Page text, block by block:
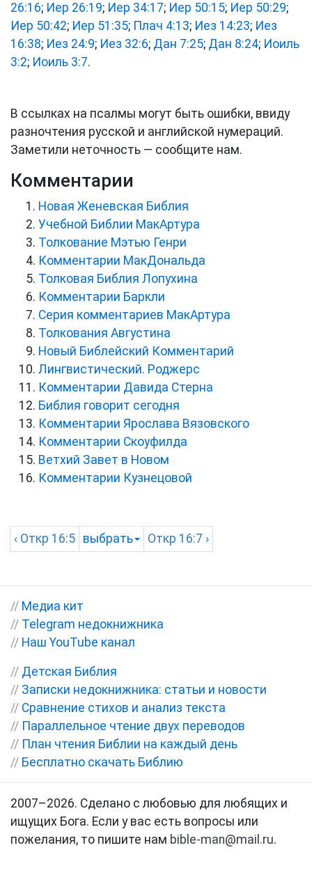
26:16; Иер 26:19; Иер 34:17; Иер 50:15; Иер 50:29;
Иер 50:42; Иер 51:35; Плач 4:13; Иез 14:23; Иез
16:38; Иез 24:9; Иез 32:6; Дан 7:25; Дан 8:24; Иоиль
3:2; Иоиль 3:7.
В ссылках на псалмы могут быть ошибки, ввиду
разночтения русской и английской нумераций.
Заметили неточность — сообщите нам.
Комментарии
Новая Женевская Библия
Учебной Библии МакАртура
Толкование Мэтью Генри
Комментарии МакДональда
Толковая Библия Лопухина
Комментарии Баркли
Серия комментариев МакАртура
Толкования Августина
Новый Библейский Комментарий
Лингвистический. Роджерс
Комментарии Давида Стерна
Библия говорит сегодня
Комментарии Ярослава Вязовского
Комментарии Скоуфилда
Ветхий Завет в Новом
Комментарии Кузнецовой
‹ Откр 16:5 выбрать Откр 16:7 ›
// Медиа кит
// Telegram недокнижника
// Наш YouTube канал
// Детская Библия
// Записки недокнижника: статьи и новости
// Сравнение стихов и анализ текста
// Параллельное чтение двух переводов
// План чтения Библии на каждый день
// Бесплатно скачать Библию
2007–2026. Сделано с любовью для любящих и
ищущих Бога. Если у вас есть вопросы или
пожелания, то пишите нам bible-man@mail.ru.